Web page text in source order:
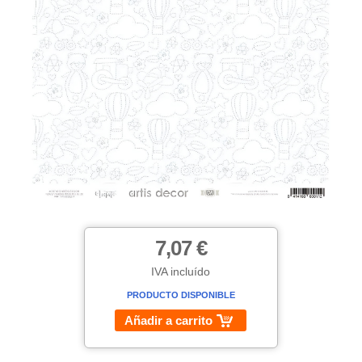
7,07 €
IVA incluído
PRODUCTO DISPONIBLE
Añadir a carrito